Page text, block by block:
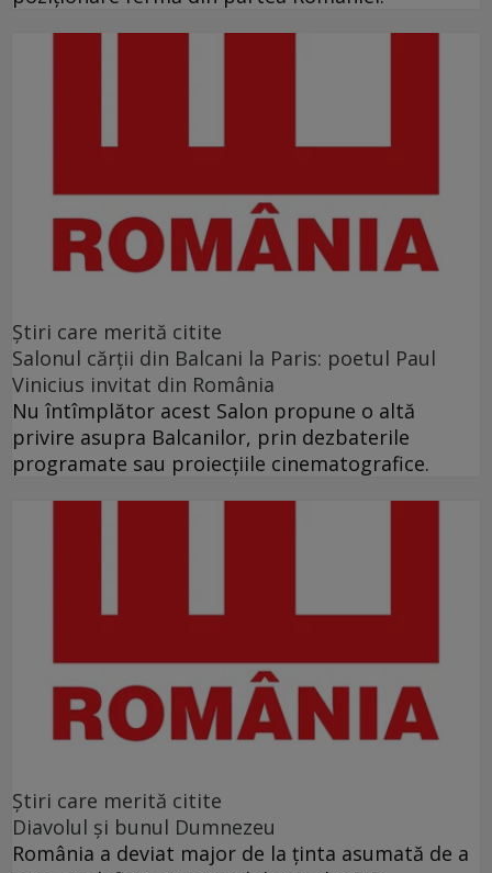
Ştiri care merită citite
Salonul cărţii din Balcani la Paris: poetul Paul
Vinicius invitat din România
Nu întîmplător acest Salon propune o altă
privire asupra Balcanilor, prin dezbaterile
programate sau proiecţiile cinematografice.
Ştiri care merită citite
Diavolul și bunul Dumnezeu
România a deviat major de la ținta asumată de a